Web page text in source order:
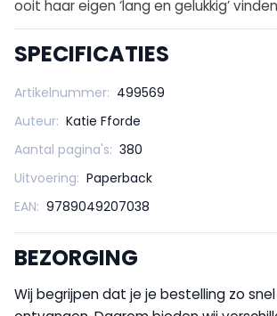
ooit haar eigen ‘lang en gelukkig’
SPECIFICATIES
Artikelnummer: 499569
Auteur: Katie Fforde
Aantal pagina's: 380
Uitvoering: Paperback
EAN: 9789049207038
BEZORGING
Wij begrijpen dat je je bestelling zo